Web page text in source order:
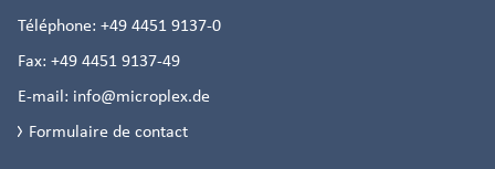
Téléphone: +49 4451 9137-0
Fax: +49 4451 9137-49
E-mail: info@microplex.de
Formulaire de contact